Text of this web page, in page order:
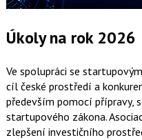
Úkoly na rok 2026
Ve spolupráci se
cíl české prostředí a
především pomocí přípravy,
startupového zákona.
zlepšení investičního